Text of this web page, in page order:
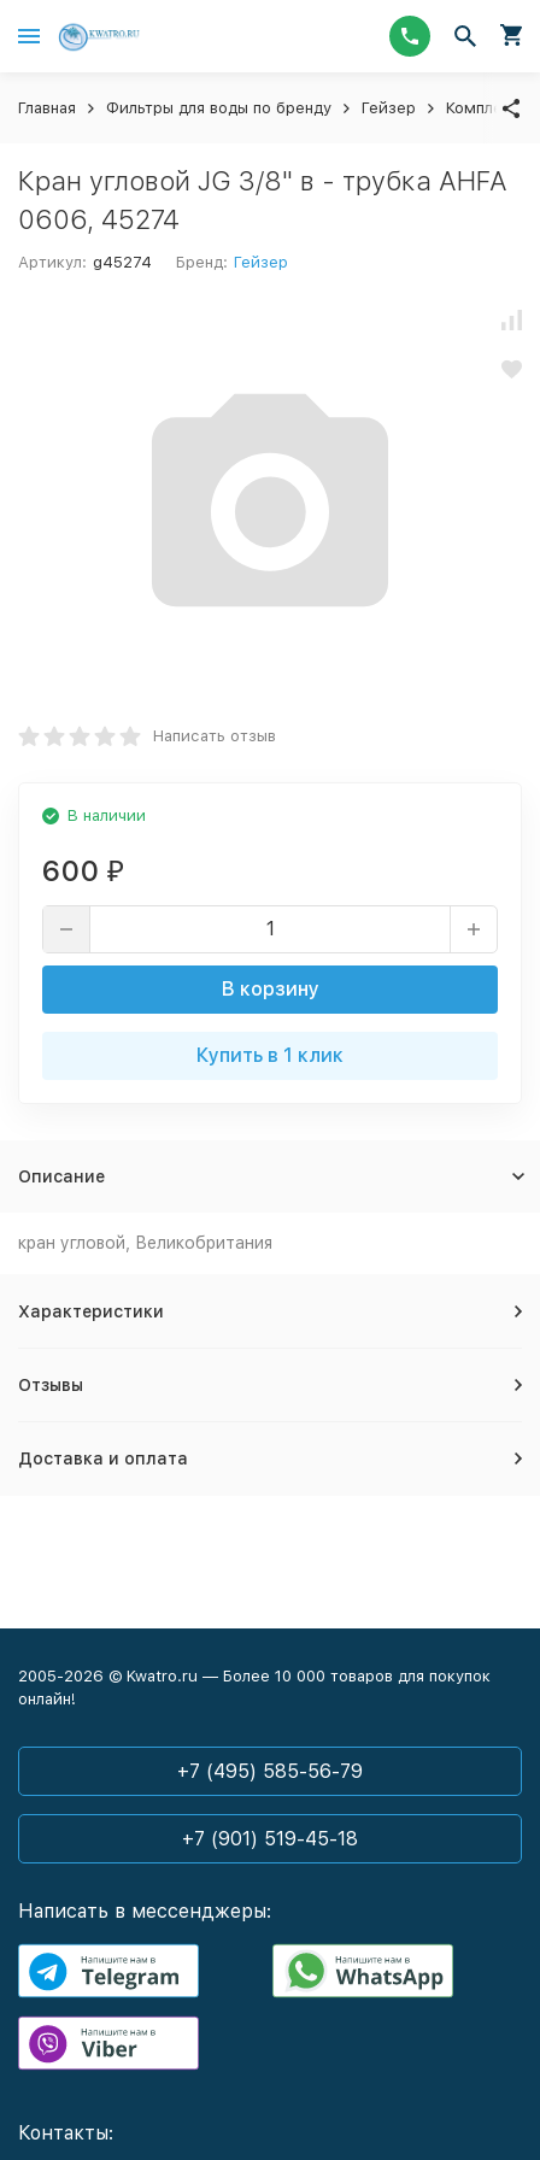
Главная Фильтры для воды по бренду Гейзер
Кран угловой JG 3/8" в - трубка AHFA
0606, 45274
Артикул: g45274 Бренд: Гейзер
Написать отзыв
В наличии
600 ₽
В корзину
Купить в 1 клик
Описание
кран угловой, Великобритания
Характеристики
Отзывы
Доставка и оплата
2005-2026 © Kwatro.ru — Более 10 000 товаров для покупок
онлайн!
+7 (495) 585-56-79
+7 (901) 519-45-18
Написать в мессенджеры:
Контакты: